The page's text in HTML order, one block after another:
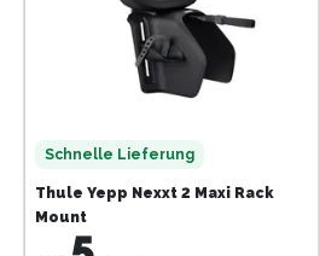
Schnelle Lieferung
Thule Yepp Nexxt 2 Maxi Rack
Mount